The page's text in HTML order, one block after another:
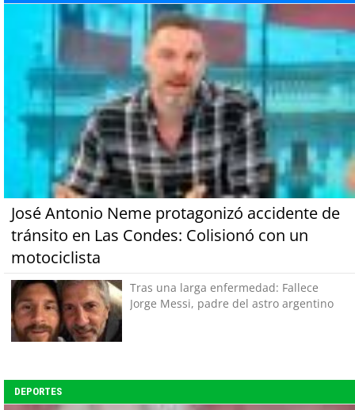
José Antonio Neme protagonizó accidente de
tránsito en Las Condes: Colisionó con un
motociclista
Tras una larga enfermedad: Fallece
Jorge Messi, padre del astro argentino
DEPORTES